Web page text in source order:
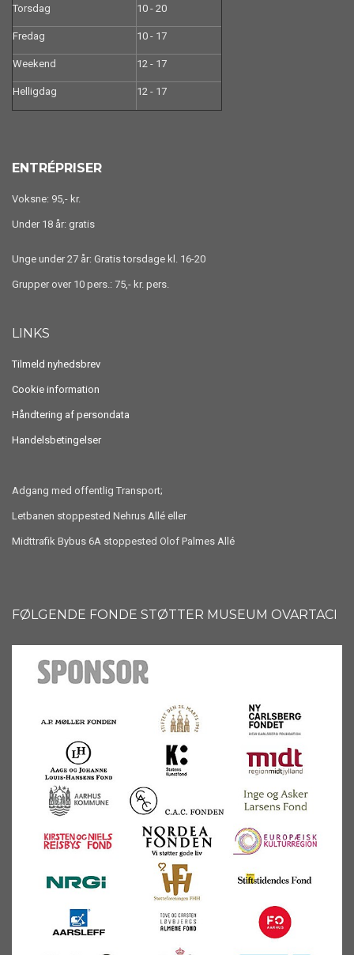
Torsdag 10 - 20
Fredag 10 - 17
Weekend 12 - 17
Helligdag 12 - 17
ENTRÉPRISER
Voksne: 95,- kr.
Under 18 år: gratis
Unge under 27 år: Gratis torsdage kl. 16-20
Grupper over 10 pers.: 75,- kr. pers.
LINKS
Tilmeld nyhedsbrev
Cookie information
Håndtering af persondata
Handelsbetingelser
Adgang med offentlig Transport;
Letbanen stoppested Nehrus Allé eller
Midttrafik Bybus 6A stoppested Olof Palmes Allé
FØLGENDE FONDE STØTTER MUSEUM OVARTACI